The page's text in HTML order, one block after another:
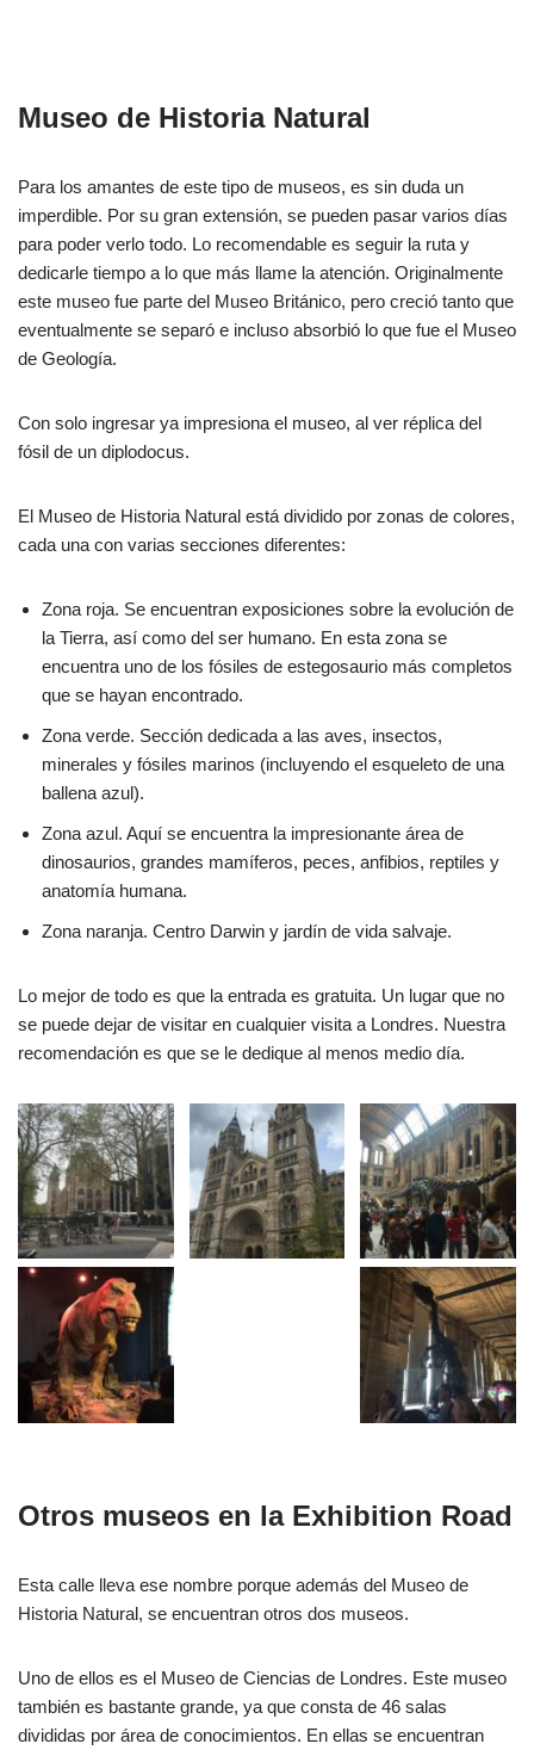
Museo de Historia Natural
Para los amantes de este tipo de museos, es sin duda un
imperdible. Por su gran extensión, se pueden pasar varios días
para poder verlo todo. Lo recomendable es seguir la ruta y
dedicarle tiempo a lo que más llame la atención. Originalmente
este museo fue parte del Museo Británico, pero creció tanto que
eventualmente se separó e incluso absorbió lo que fue el Museo
de Geología.
Con solo ingresar ya impresiona el museo, al ver réplica del
fósil de un diplodocus.
El Museo de Historia Natural está dividido por zonas de colores,
cada una con varias secciones diferentes:
Zona roja. Se encuentran exposiciones sobre la evolución de
la Tierra, así como del ser humano. En esta zona se
encuentra uno de los fósiles de estegosaurio más completos
que se hayan encontrado.
Zona verde. Sección dedicada a las aves, insectos,
minerales y fósiles marinos (incluyendo el esqueleto de una
ballena azul).
Zona azul. Aquí se encuentra la impresionante área de
dinosaurios, grandes mamíferos, peces, anfibios, reptiles y
anatomía humana.
Zona naranja. Centro Darwin y jardín de vida salvaje.
Lo mejor de todo es que la entrada es gratuita. Un lugar que no
se puede dejar de visitar en cualquier visita a Londres. Nuestra
recomendación es que se le dedique al menos medio día.
Otros museos en la Exhibition Road
Esta calle lleva ese nombre porque además del Museo de
Historia Natural, se encuentran otros dos museos.
Uno de ellos es el Museo de Ciencias de Londres. Este museo
también es bastante grande, ya que consta de 46 salas
divididas por área de conocimientos. En ellas se encuentran